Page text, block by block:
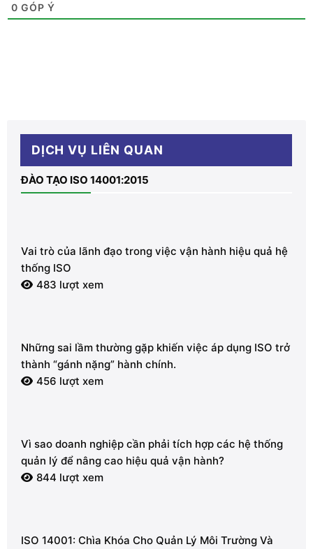
0 GÓP Ý
DỊCH VỤ LIÊN QUAN
ĐÀO TẠO ISO 14001:2015
Vai trò của lãnh đạo trong việc vận hành hiệu quả hệ
thống ISO
483 lượt xem
Những sai lầm thường gặp khiến việc áp dụng ISO trở
thành “gánh nặng” hành chính.
456 lượt xem
Vì sao doanh nghiệp cần phải tích hợp các hệ thống
quản lý để nâng cao hiệu quả vận hành?
844 lượt xem
ISO 14001: Chìa Khóa Cho Quản Lý Môi Trường Và